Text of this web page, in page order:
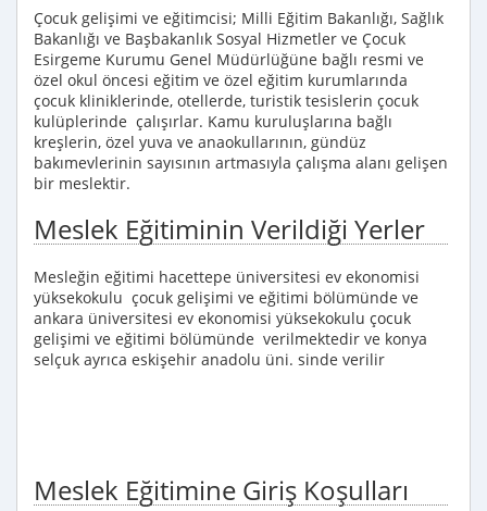
Çocuk gelişimi ve eğitimcisi; Milli Eğitim Bakanlığı, Sağlık
Bakanlığı ve Başbakanlık Sosyal Hizmetler ve Çocuk
Esirgeme Kurumu Genel Müdürlüğüne bağlı resmi ve
özel okul öncesi eğitim ve özel eğitim kurumlarında
çocuk kliniklerinde, otellerde, turistik tesislerin çocuk
kulüplerinde çalışırlar. Kamu kuruluşlarına bağlı
kreşlerin, özel yuva ve anaokullarının, gündüz
bakımevlerinin sayısının artmasıyla çalışma alanı gelişen
bir meslektir.
Meslek Eğitiminin Verildiği Yerler
Mesleğin eğitimi hacettepe üniversitesi ev ekonomisi
yüksekokulu çocuk gelişimi ve eğitimi bölümünde ve
ankara üniversitesi ev ekonomisi yüksekokulu çocuk
gelişimi ve eğitimi bölümünde verilmektedir ve konya
selçuk ayrıca eskişehir anadolu üni. sinde verilir
Meslek Eğitimine Giriş Koşulları